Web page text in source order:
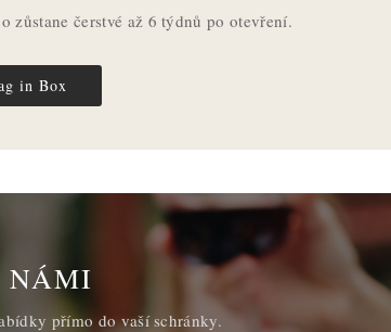
zůstane čerstvé až 6 týdnů po otevření.
in Box
NÁMI
přímo do vaší schránky.